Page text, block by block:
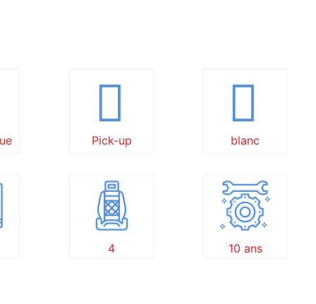
Pick-up blanc
4 10 ans